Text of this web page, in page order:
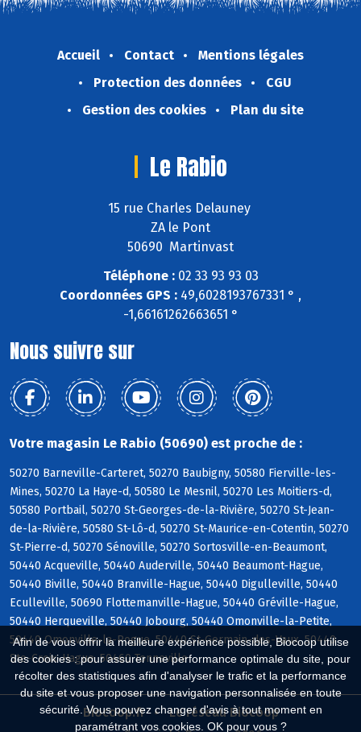
Afin de vous offrir la meilleure expérience possible, Biocoop utilise
des cookies : pour assurer une performance optimale du site, pour
récolter des statistiques afin d'analyser le trafic et la performance
du site et vous proposer une navigation personnalisée en toute
sécurité. Vous pouvez changer d'avis à tout moment en
paramétrant vos cookies. OK pour vous ?
Accueil Contact
Mentions légales
Protection des données
CGU
Gestion des cookies
Plan du site
Le Rabio
15 rue Charles Delauney
ZA le Pont
50690 Martinvast
Téléphone :02 33 93 93 03
Coordonnées GPS : 49,6028193767331 ° ,
-1,66161262663651 °
Nous suivre sur
Votre magasin Le Rabio (50690) est proche de :
50270 Barneville-Carteret, 50270 Baubigny, 50580 Fierville-les-
Mines, 50270 La Haye-d, 50580 Le Mesnil, 50270 Les Moitiers-d,
50580 Portbail, 50270 St-Georges-de-la-Rivière, 50270 St-Jean-
de-la-Rivière, 50580 St-Lô-d, 50270 St-Maurice-en-Cotentin, 50270
St-Pierre-d, 50270 Sénoville, 50270 Sortosville-en-Beaumont,
50440 Acqueville, 50440 Auderville, 50440 Beaumont-Hague,
50440 Biville, 50440 Branville-Hague, 50440 Digulleville, 50440
Eculleville, 50690 Flottemanville-Hague, 50440 Gréville-Hague,
50440 Herqueville, 50440 Jobourg, 50440 Omonville-la-Petite,
50440 Omonville-la-Rogue, 50440 St-Germain-des-Vaux, 50440
Ste-Croix-Hague, 50460 Tonneville
Biocoop.fr
Le réseau Biocoop